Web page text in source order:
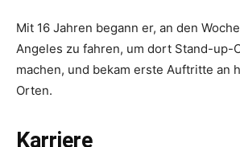
Mit 16 Jahren begann er, an den
Angeles zu fahren, um dort Stand-up-
machen, und bekam erste Auftritte an
Orten.
Karriere